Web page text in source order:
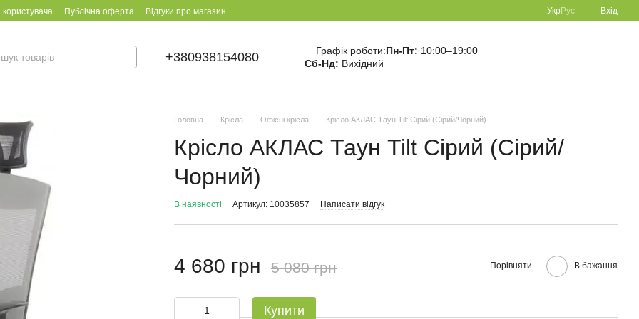
користувача Публічна оферта Відгуки про магазин УкрРус Вхід
+380938154080 Графік роботи:Пн-Пт: 10:00–19:00
Сб-Нд: Вихідний
Головна Крісла Офісні крісла Крісло АКЛАС Таун Tilt Сірий (Сірий/Чорний)
Крісло АКЛАС Таун Tilt Сірий (Сірий/
Чорний)
В наявності Артикул: 10035857 Написати відгук
4 680 грн 5 080 грн Порівняти В бажання
Купити